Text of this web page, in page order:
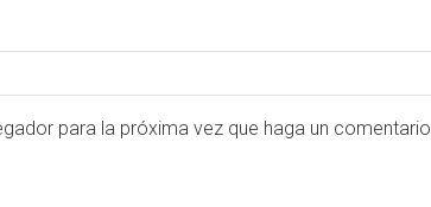
para la próxima vez que haga un comentario.